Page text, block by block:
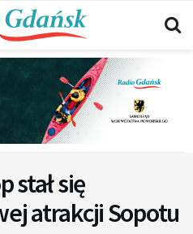
stał się
atrakcji Sopotu